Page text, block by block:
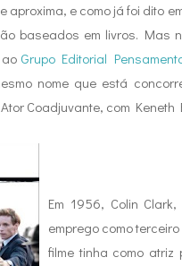
e como já foi dito
baseados em livros. Mas
Grupo Editorial
nome que está
Coadjuvante, com
Em 1956, Colin
emprego como
filme tinha como